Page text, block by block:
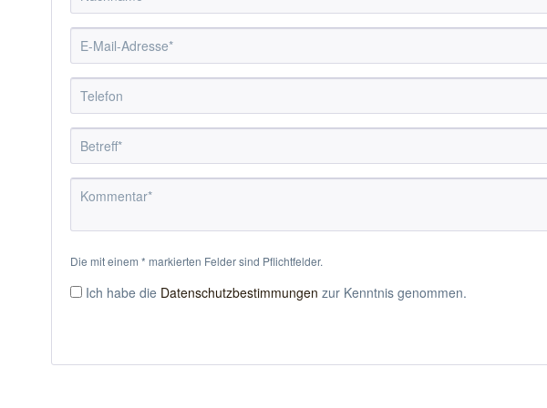
Die mit einem * markierten Felder sind Pflichtfelder.
Ich habe die Datenschutzbestimmungen zur Kenntnis genommen.